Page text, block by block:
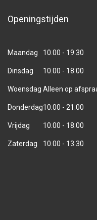
Openingstijden
Maandag 10.00 - 19.30
Dinsdag 10.00 - 18.00
Woensdag Alleen op
Donderdag10.00 - 21.00
Vrijdag 10.00 - 18.00
Zaterdag 10.00 - 13.30